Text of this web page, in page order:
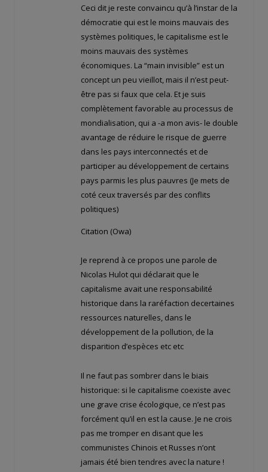
Ceci dit je reste convaincu qu’à l’instar de la
démocratie qui est le moins mauvais des
systèmes politiques, le capitalisme est le
moins mauvais des systèmes
économiques. La “main invisible” est un
concept un peu vieillot, mais il n’est peut-
être pas si faux que cela. Et je suis
complètement favorable au processus de
mondialisation, qui a -a mon avis- le double
avantage de réduire le risque de guerre
dans les pays interconnectés et de
participer au développement de certains
pays parmis les plus pauvres (Je mets de
coté ceux traversés par des conflits
politiques)
Citation (Owa)
Je reprend à ce propos une parole de
Nicolas Hulot qui déclarait que le
capitalisme avait une responsabilité
historique dans la raréfaction decertaines
ressources naturelles, dans le
développement de la pollution, de la
disparition d’espèces etc etc
Il ne faut pas sombrer dans le biais
historique: si le capitalisme coexiste avec
une grave crise écologique, ce n’est pas
forcément qu’il en est la cause. Je ne crois
pas me tromper en disant que les
communistes Chinois et Russes n’ont
jamais été bien tendres avec la nature !